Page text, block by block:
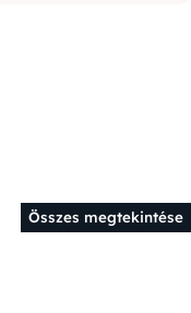
Összes megtekintése